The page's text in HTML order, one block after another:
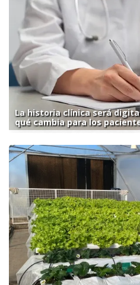
La historia clínica será
qué cambia para los